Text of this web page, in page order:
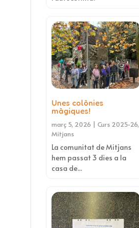
Unes colònies
màgiques!
març 5, 2026 |Curs 2025-26,
Mitjans
La comunitat de Mitjans
hem passat 3 dies a la
casa de...